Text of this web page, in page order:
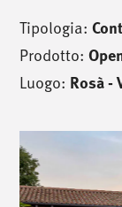
Tipologia:
Prodotto:
Luogo: Rosà -